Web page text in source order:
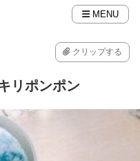
MENU
クリップする
リポンポン